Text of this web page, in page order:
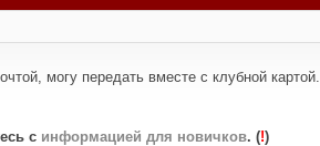
могу передать вместе с клубной картой.
с информацией для новичков. (!)